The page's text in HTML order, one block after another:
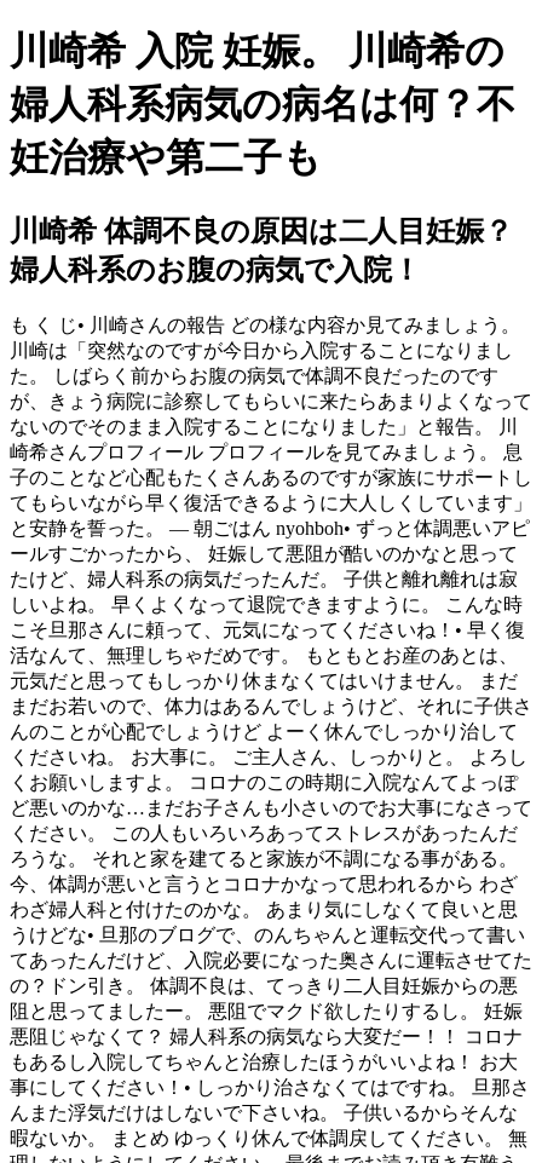
川崎希 入院 妊娠。 川崎希の
婦人科系病気の病名は何？不
妊治療や第二子も
川崎希 体調不良の原因は二人目妊娠？
婦人科系のお腹の病気で入院！
も く じ• 川崎さんの報告 どの様な内容か見てみましょう。
川崎は「突然なのですが今日から入院することになりまし
た。 しばらく前からお腹の病気で体調不良だったのです
が、きょう病院に診察してもらいに来たらあまりよくなって
ないのでそのまま入院することになりました」と報告。 川
崎希さんプロフィール プロフィールを見てみましょう。 息
子のことなど心配もたくさんあるのですが家族にサポートし
てもらいながら早く復活できるように大人しくしています」
と安静を誓った。 — 朝ごはん nyohboh• ずっと体調悪いアピ
ールすごかったから、 妊娠して悪阻が酷いのかなと思って
たけど、婦人科系の病気だったんだ。 子供と離れ離れは寂
しいよね。 早くよくなって退院できますように。 こんな時
こそ旦那さんに頼って、元気になってくださいね！• 早く復
活なんて、無理しちゃだめです。 もともとお産のあとは、
元気だと思ってもしっかり休まなくてはいけません。 まだ
まだお若いので、体力はあるんでしょうけど、それに子供さ
んのことが心配でしょうけど よーく休んでしっかり治して
くださいね。 お大事に。 ご主人さん、しっかりと。 よろし
くお願いしますよ。 コロナのこの時期に入院なんてよっぽ
ど悪いのかな…まだお子さんも小さいのでお大事になさって
ください。 この人もいろいろあってストレスがあったんだ
ろうな。 それと家を建てると家族が不調になる事がある。
今、体調が悪いと言うとコロナかなって思われるから わざ
わざ婦人科と付けたのかな。 あまり気にしなくて良いと思
うけどな• 旦那のブログで、のんちゃんと運転交代って書い
てあったんだけど、入院必要になった奥さんに運転させてた
の？ドン引き。 体調不良は、てっきり二人目妊娠からの悪
阻と思ってましたー。 悪阻でマクド欲したりするし。 妊娠
悪阻じゃなくて？ 婦人科系の病気なら大変だー！！ コロナ
もあるし入院してちゃんと治療したほうがいいよね！ お大
事にしてください！• しっかり治さなくてはですね。 旦那さ
んまた浮気だけはしないで下さいね。 子供いるからそんな
暇ないか。 まとめ ゆっくり休んで体調戻してください。 無